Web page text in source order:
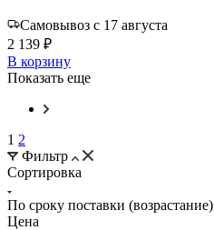
Самовывоз с 17 августа
2 139 ₽
В корзину
Показать еще
1 2
Фильтр
Сортировка
По сроку поставки (возрастание)
Цена